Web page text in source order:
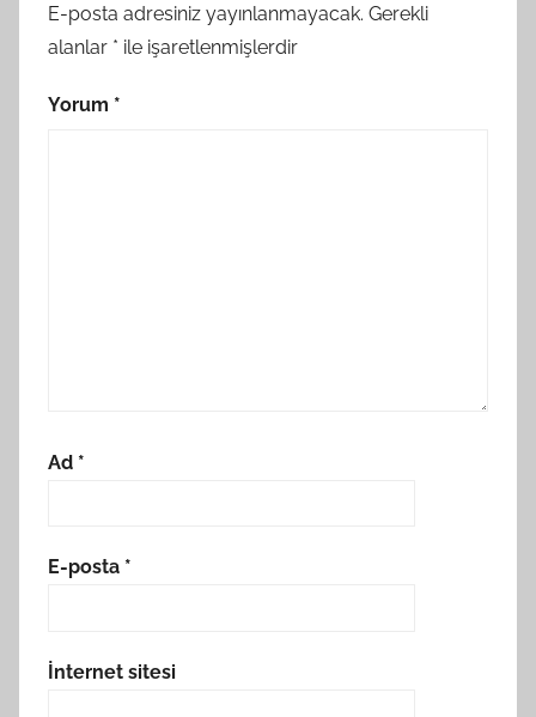
E-posta adresiniz yayınlanmayacak. Gerekli
alanlar * ile işaretlenmişlerdir
Yorum *
Ad *
E-posta *
İnternet sitesi